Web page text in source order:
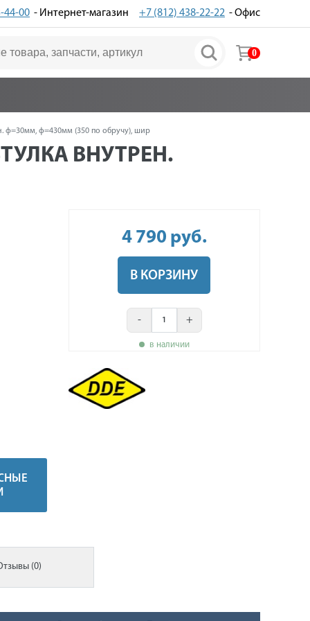
44-00 - Интернет-магазин +7 (812) 438-22-22 - Офис
0
ф=30мм, ф=430мм (350 по обручу), шир
ВНУТРЕН.
4 790 руб.
В КОРЗИНУ
- +
в наличии
(0)